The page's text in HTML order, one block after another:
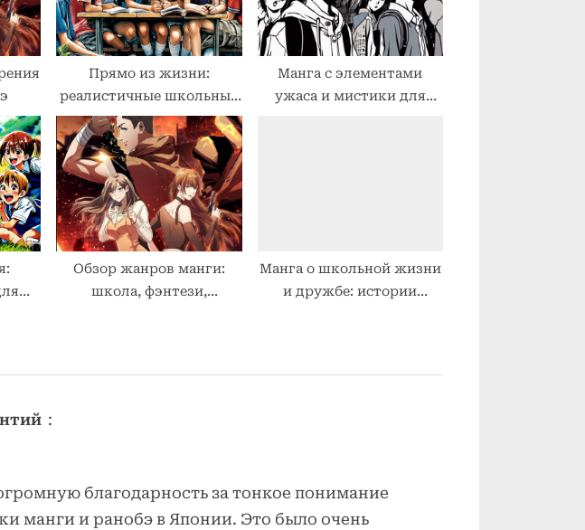
Прямо из жизни:
реалистичные школьные
манги для подростков
Манга с элементами
ужаса и мистики для
Обзор жанров манги:
школа, фэнтези,
Манга о школьной жизни
и дружбе: истории
:
благодарность за тонкое понимание
манги и ранобэ в Японии. Это было очень